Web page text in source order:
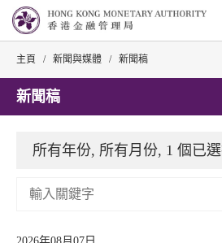
主頁 / 新聞與媒體 / 新聞稿
新聞稿
所有年份, 所有月份, 1 個已